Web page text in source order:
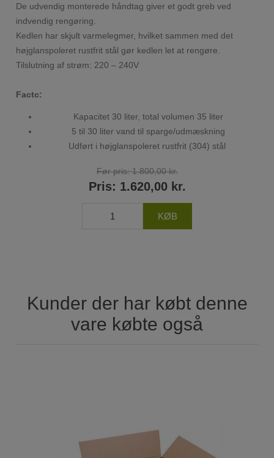
De udvendig monterede håndtag giver et godt greb ved
indvendig rengøring.
Kedlen har skjult varmelegmer, hvilket sammen med det
højglanspoleret rustfrit stål gør kedlen let at rengøre.
Tilslutning af strøm: 220 – 240V
Factc:
Kapacitet 30 liter, total volumen 35 liter
5 til 30 liter vand til sparge/udmæskning
Udført i højglanspoleret rustfrit (304) stål
Før pris: 1.800,00 kr.
Pris: 1.620,00 kr.
Kunder der har købt denne
vare købte også